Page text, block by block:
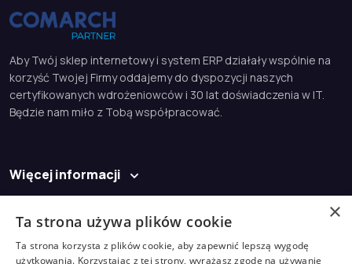
Aby Twój sklep internetowy i system ERP działały wspólnie na
korzyść Twojej Firmy oddajemy do dyspozycji naszych
certyfikowanych wdrożeniowców i 30 lat doświadczenia w IT.
Będzie nam miło z Tobą współpracować.
Więcej informacji
Kontakt
×
Ta strona używa plików cookie
Ta strona korzysta z plików cookie, aby zapewnić lepszą wygodę
użytkowania. Korzystając z tej strony, wyrażasz zgodę na używanie